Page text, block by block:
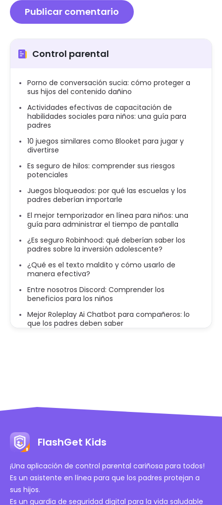
Control parental
Porno de conversación sucia: cómo proteger a
sus hijos del contenido dañino
Actividades efectivas de capacitación de
habilidades sociales para niños: una guía para
padres
10 juegos similares como Blooket para jugar y
divertirse
Es seguro de hilos: comprender sus riesgos
potenciales
Juegos bloqueados: por qué las escuelas y los
padres deberían importarle
El mejor temporizador en línea para niños: una
guía para administrar el tiempo de pantalla
¿Es seguro Robinhood: qué deberían saber los
padres sobre la inversión adolescente?
¿Qué es el texto maldito y cómo usarlo de
manera efectiva?
Entre nosotros Discord: Comprender los
beneficios para los niños
Mejor Roleplay Ai Chatbot para compañeros: lo
que los padres deben saber
FlashGet Kids
¡Una aplicación de control parental cariñosa para todos!
Es un asistente en línea para que los padres protejan a
sus hijos.
Es un guardia de seguridad digital para la vida saludable